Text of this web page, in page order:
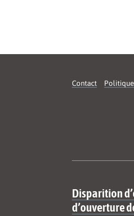
Contact
Site map
Disparition
d’ouverture